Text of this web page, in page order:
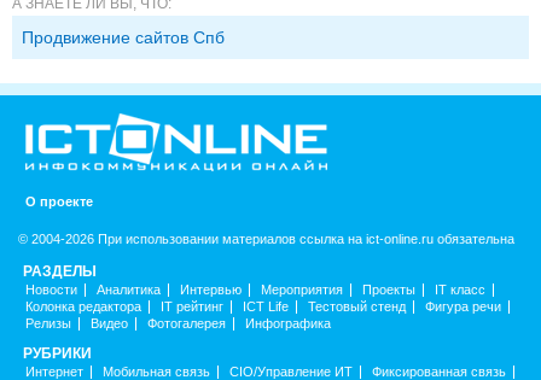
А ЗНАЕТЕ ЛИ ВЫ, ЧТО:
Продвижение сайтов Спб
О проекте
© 2004-2026 При использовании материалов ссылка на ict-online.ru обязательна
РАЗДЕЛЫ
Новости Аналитика Интервью Мероприятия Проекты
IT класс
Колонка редактора
IT рейтинг ICT Life Тестовый стенд
Фигура речи
Релизы
Видео Фотогалерея Инфографика
РУБРИКИ
Интернет Мобильная связь CIO/Управление ИТ Фиксированная связь